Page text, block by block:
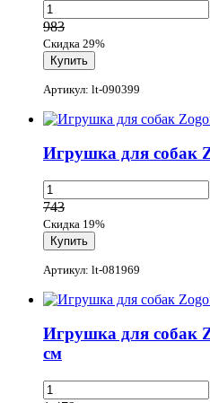
983
Скидка 29%
Артикул: lt-090399
Игрушка для собак
743
Скидка 19%
Артикул: lt-081969
Игрушка для собак
см